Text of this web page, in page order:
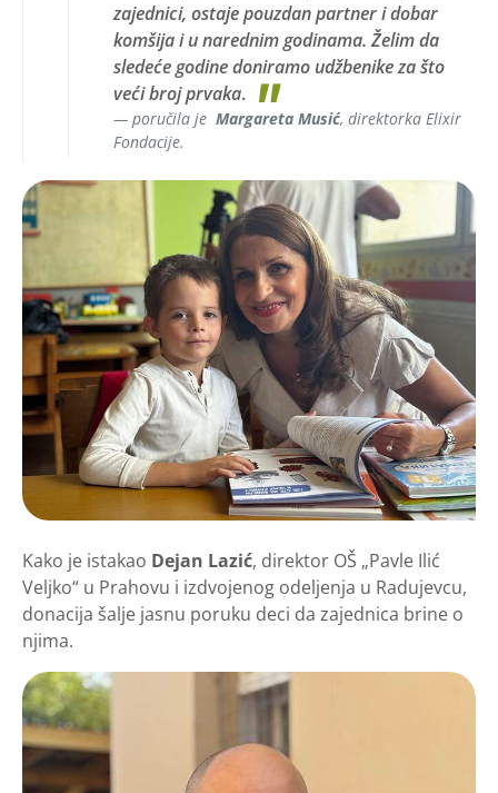
zajednici, ostaje pouzdan partner i dobar
komšija i u narednim godinama. Želim da
sledeće godine doniramo udžbenike za što
veći broj prvaka.
poručila je Margareta Musić, direktorka Elixir
Fondacije.
​Kako je istakao Dejan Lazić, direktor OŠ „Pavle Ilić
Veljko“ u Prahovu i izdvojenog odeljenja u Radujevcu,
donacija šalje jasnu poruku deci da zajednica brine o
njima.